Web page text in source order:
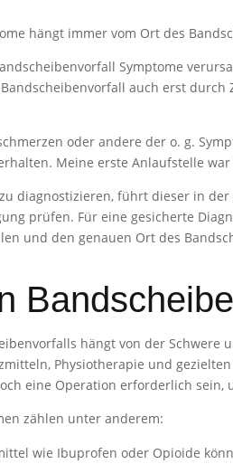
hängt immer vom Ort des
Symptome
auch erst
oder andere der o. g.
Meine erste Anlaufstelle
diagnostizieren, führt dieser in
prüfen. Für eine gesicherte
und den genauen Ort des
hängt von der
Physiotherapie und
eine Operation erforderlich
zählen unter anderem:
wie Ibuprofen oder Opioide